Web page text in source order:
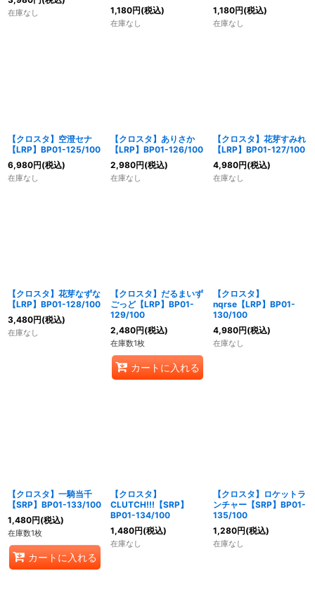
在庫なし 1,180円(税込)
在庫なし
1,180円(税込)
在庫なし
【クロスタ】空澄セナ
【LRP】BP01-125/100
6,980円(税込)
在庫なし
【クロスタ】ありさか
【LRP】BP01-126/100
2,980円(税込)
在庫なし
【クロスタ】花芽すみれ
【LRP】BP01-127/100
4,980円(税込)
在庫なし
【クロスタ】花芽なずな
【LRP】BP01-128/100
3,480円(税込)
在庫なし
【クロスタ】だるまいず
ごっど【LRP】BP01-
129/100
2,480円(税込)
在庫数1枚
カートに入れる
【クロスタ】
nqrse【LRP】BP01-
130/100
4,980円(税込)
在庫なし
【クロスタ】一騎当千
【SRP】BP01-133/100
1,480円(税込)
在庫数1枚
カートに入れる
【クロスタ】
CLUTCH!!!【SRP】
BP01-134/100
1,480円(税込)
在庫なし
【クロスタ】ロケットラ
ンチャー【SRP】BP01-
135/100
1,280円(税込)
在庫なし